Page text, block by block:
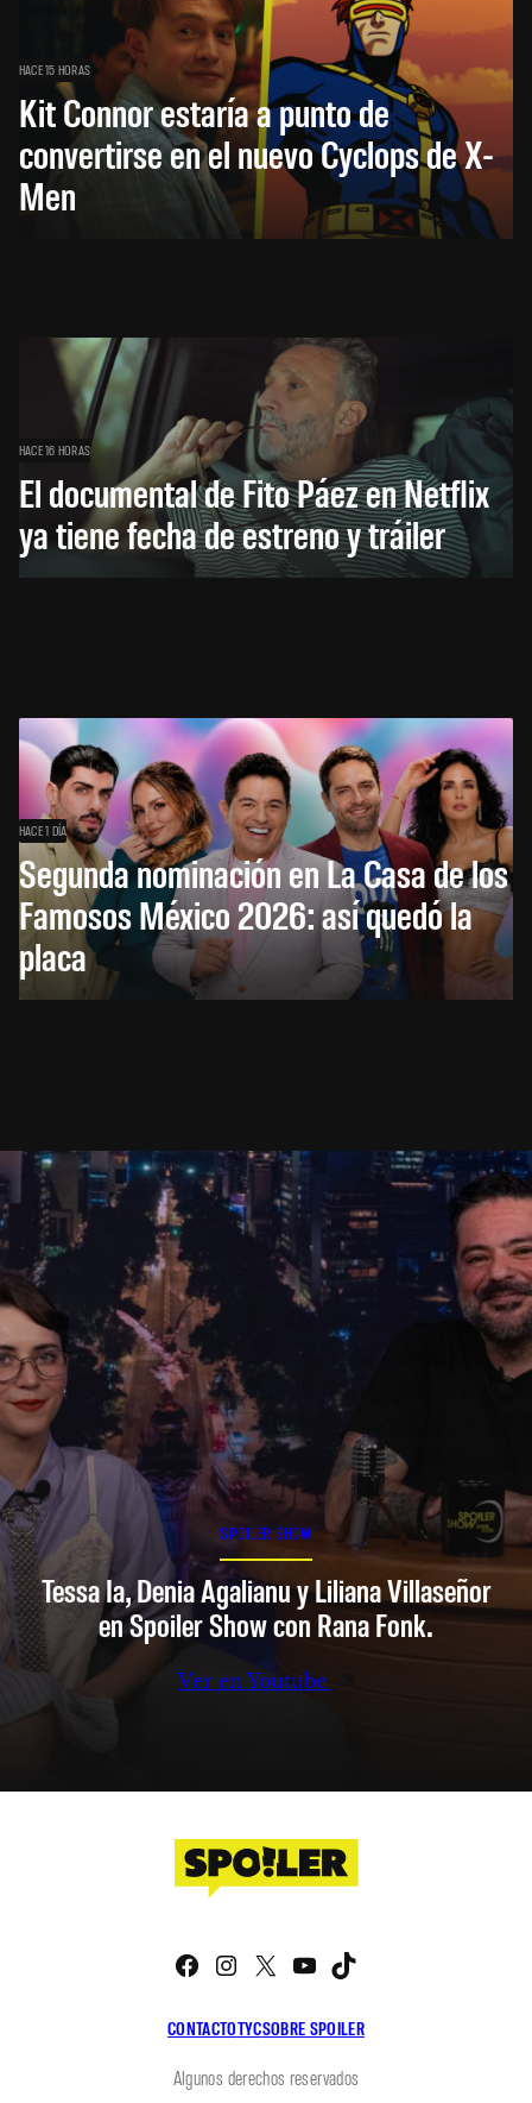
HACE 15 HORAS
Kit Connor estaría a punto de
convertirse en el nuevo Cyclops de X-
Men
HACE 16 HORAS
El documental de Fito Páez en Netflix
ya tiene fecha de estreno y tráiler
HACE 1 DÍA
Segunda nominación en La Casa de los
Famosos México 2026: así quedó la
placa
SPOILER SHOW
Tessa Ia, Denia Agalianu y Liliana Villaseñor
en Spoiler Show con Rana Fonk.
Ver en Youtube
CONTACTOTYCSOBRE SPOILER
Facebook
Instagram
X YouTube
Algunos derechos reservados